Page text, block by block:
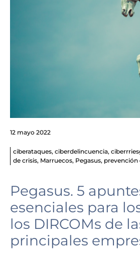
12 mayo 2022
ciberataques, ciberdelincuencia,
de crisis, Marruecos, Pegasus, prevención
Pegasus. 5
esenciales para
los DIRCOMs de
principales